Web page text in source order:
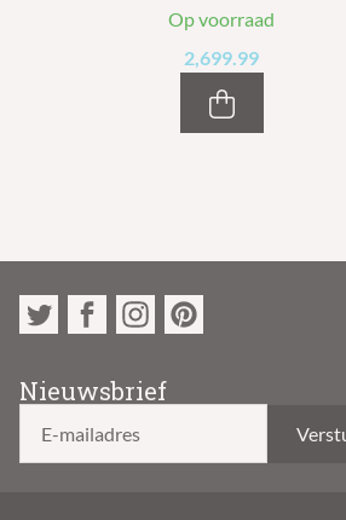
Op voorraad
2,699.99
Nieuwsbrief
E-mailadres